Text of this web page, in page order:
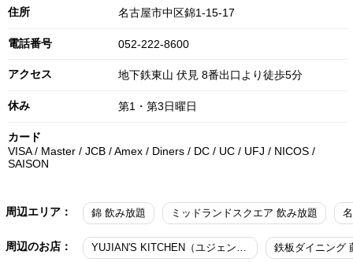
住所 名古屋市中区錦1-15-17
電話番号 052-222-8600
アクセス 地下鉄東山 伏見 8番出口より徒歩5分
休み 第1・第3日曜日
カード
VISA / Master / JCB / Amex / Diners / DC / UC / UFJ / NICOS /
SAISON
周辺エリア： 錦 飲み放題 ミッドランドスクエア 飲み放題
周辺のお店： YUJIAN′S KITCHEN（ユジェンズキッチン） 鉄板ダイニング